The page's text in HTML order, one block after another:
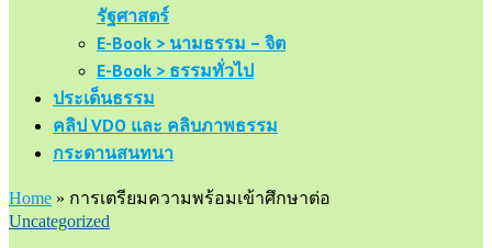
รัฐศาสตร์
E-Book > นามธรรม – จิต
E-Book > ธรรมทั่วไป
ประเด็นธรรม
คลิป VDO และ คลิบภาพธรรม
กระดานสนทนา
Home » การเตรียมความพร้อมเข้าศึกษาต่อ
Uncategorized